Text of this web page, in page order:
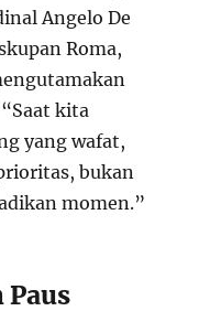
Angelo De
Roma,
kita
yang wafat,
bukan
momen.”
Paus